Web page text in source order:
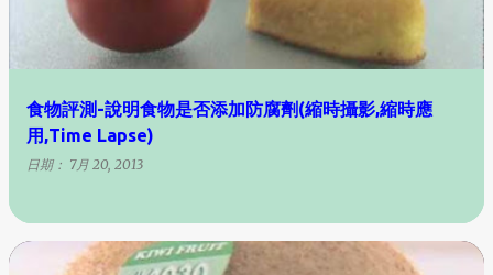
食物評測-說明食物是否添加防腐劑(縮時攝影,縮時應
用,Time Lapse)
日期： 7月 20, 2013